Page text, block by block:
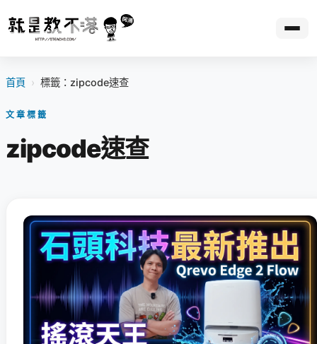
首頁 › 標籤：zipcode速查
文章標籤
zipcode速查